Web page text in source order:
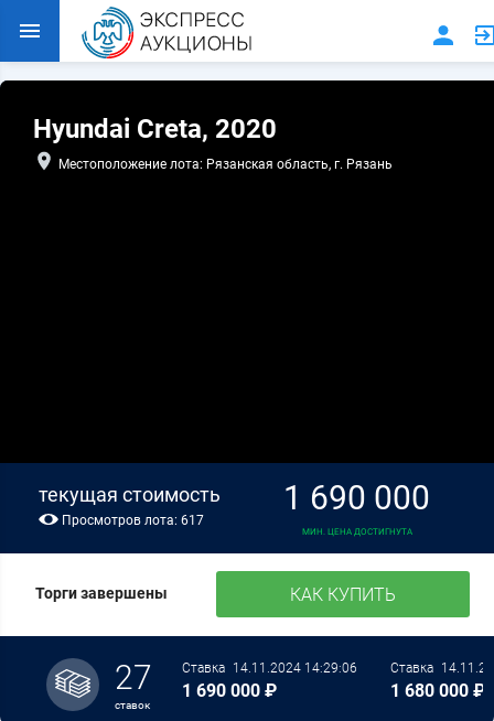
Hyundai Creta, 2020
Местоположение лота: Рязанская область, г. Рязань
текущая стоимость
Просмотров лота: 617
1 690 000
МИН. ЦЕНА ДОСТИГНУТА
Торги завершены КАК КУПИТЬ
27
ставок
Ставка 14.11.2024 14:29:06
1 690 000 ₽
Ставка
1 680 000 ₽